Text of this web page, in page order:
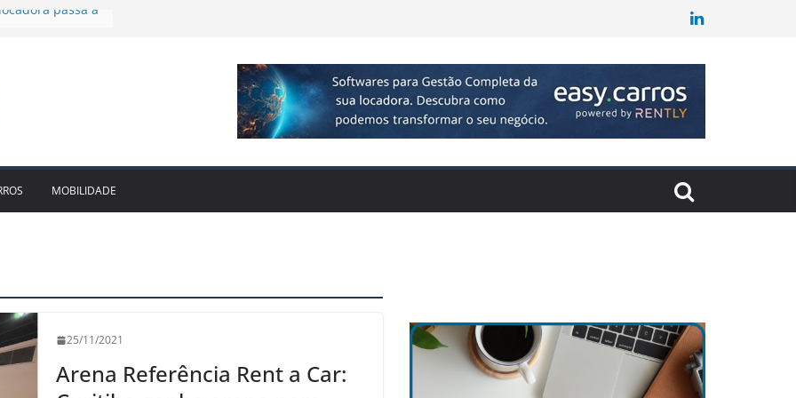
presença no
no 2T26 e
parceria para
MOBILIDADE
25/11/2021
Arena Referência Rent a Car: